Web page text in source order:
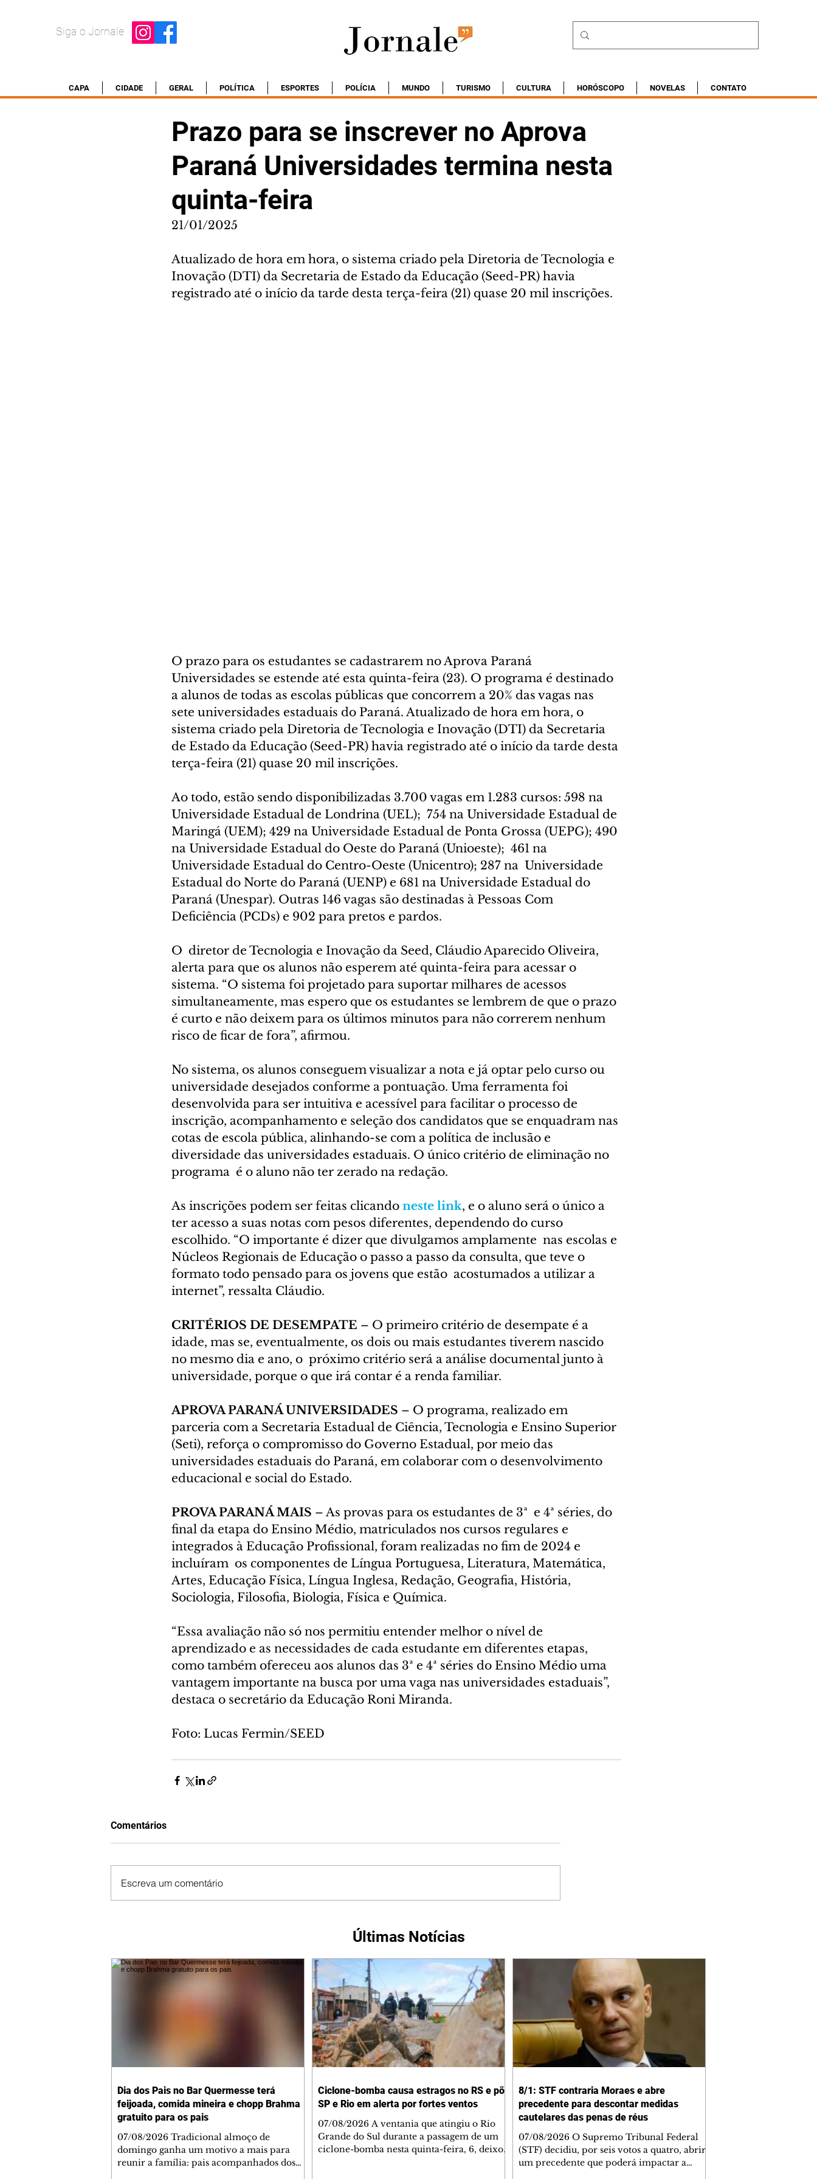
Siga o Jornale
CAPA CIDADE GERAL POLÍTICA ESPORTES POLÍCIA MUNDO TURISMO CULTURA HORÓSCOPO NOVELAS CONTATO
Prazo para se inscrever no Aprova
Paraná Universidades termina nesta
quinta-feira
21/01/2025
Atualizado de hora em hora, o sistema criado pela Diretoria de Tecnologia e
Inovação (DTI) da Secretaria de Estado da Educação (Seed-PR) havia
registrado até o início da tarde desta terça-feira (21) quase 20 mil inscrições.
O prazo para os estudantes se cadastrarem no Aprova Paraná
Universidades se estende até esta quinta-feira (23). O programa é destinado
a alunos de todas as escolas públicas que concorrem a 20% das vagas nas
sete universidades estaduais do Paraná. Atualizado de hora em hora, o
sistema criado pela Diretoria de Tecnologia e Inovação (DTI) da Secretaria
de Estado da Educação (Seed-PR) havia registrado até o início da tarde desta
terça-feira (21) quase 20 mil inscrições.
Ao todo, estão sendo disponibilizadas 3.700 vagas em 1.283 cursos: 598 na
Universidade Estadual de Londrina (UEL);  754 na Universidade Estadual de
Maringá (UEM); 429 na Universidade Estadual de Ponta Grossa (UEPG); 490
na Universidade Estadual do Oeste do Paraná (Unioeste);  461 na
Universidade Estadual do Centro-Oeste (Unicentro); 287 na  Universidade
Estadual do Norte do Paraná (UENP) e 681 na Universidade Estadual do
Paraná (Unespar). Outras 146 vagas são destinadas à Pessoas Com
Deficiência (PCDs) e 902 para pretos e pardos.
O  diretor de Tecnologia e Inovação da Seed, Cláudio Aparecido Oliveira,
alerta para que os alunos não esperem até quinta-feira para acessar o
sistema. “O sistema foi projetado para suportar milhares de acessos
simultaneamente, mas espero que os estudantes se lembrem de que o prazo
é curto e não deixem para os últimos minutos para não correrem nenhum
risco de ficar de fora”, afirmou.
No sistema, os alunos conseguem visualizar a nota e já optar pelo curso ou
universidade desejados conforme a pontuação. Uma ferramenta foi
desenvolvida para ser intuitiva e acessível para facilitar o processo de
inscrição, acompanhamento e seleção dos candidatos que se enquadram nas
cotas de escola pública, alinhando-se com a política de inclusão e
diversidade das universidades estaduais. O único critério de eliminação no
programa  é o aluno não ter zerado na redação.
As inscrições podem ser feitas clicando neste link, e o aluno será o único a
ter acesso a suas notas com pesos diferentes, dependendo do curso
escolhido. “O importante é dizer que divulgamos amplamente  nas escolas e
Núcleos Regionais de Educação o passo a passo da consulta, que teve o
formato todo pensado para os jovens que estão  acostumados a utilizar a
internet”, ressalta Cláudio.
CRITÉRIOS DE DESEMPATE – O primeiro critério de desempate é a
idade, mas se, eventualmente, os dois ou mais estudantes tiverem nascido
no mesmo dia e ano, o  próximo critério será a análise documental junto à
universidade, porque o que irá contar é a renda familiar.
APROVA PARANÁ UNIVERSIDADES – O programa, realizado em
parceria com a Secretaria Estadual de Ciência, Tecnologia e Ensino Superior
(Seti), reforça o compromisso do Governo Estadual, por meio das
universidades estaduais do Paraná, em colaborar com o desenvolvimento
educacional e social do Estado.
PROVA PARANÁ MAIS – As provas para os estudantes de 3ª  e 4ª séries, do
final da etapa do Ensino Médio, matriculados nos cursos regulares e
integrados à Educação Profissional, foram realizadas no fim de 2024 e
incluíram  os componentes de Língua Portuguesa, Literatura, Matemática,
Artes, Educação Física, Língua Inglesa, Redação, Geografia, História,
Sociologia, Filosofia, Biologia, Física e Química.
“Essa avaliação não só nos permitiu entender melhor o nível de
aprendizado e as necessidades de cada estudante em diferentes etapas,
como também ofereceu aos alunos das 3ª e 4ª séries do Ensino Médio uma
vantagem importante na busca por uma vaga nas universidades estaduais”,
destaca o secretário da Educação Roni Miranda.
Foto: Lucas Fermin/SEED
Comentários
Escreva um comentário
Últimas Notícias
Dia dos Pais no Bar Quermesse terá
feijoada, comida mineira e chopp Brahma
gratuito para os pais
07/08/2026 Tradicional almoço de
domingo ganha um motivo a mais para
reunir a família: pais acompanhados dos
Ciclone-bomba causa estragos no RS e põe
SP e Rio em alerta por fortes ventos
07/08/2026 A ventania que atingiu o Rio
Grande do Sul durante a passagem de um
ciclone-bomba nesta quinta-feira, 6, deixou
8/1: STF contraria Moraes e abre
precedente para descontar medidas
cautelares das penas de réus
07/08/2026 O Supremo Tribunal Federal
(STF) decidiu, por seis votos a quatro, abrir
um precedente que poderá impactar a